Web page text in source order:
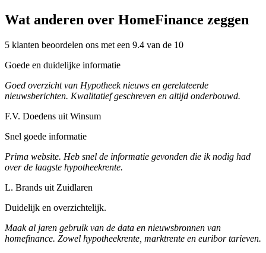
Wat anderen over HomeFinance zeggen
5 klanten beoordelen ons met een 9.4 van de 10
Goede en duidelijke informatie
Goed overzicht van Hypotheek nieuws en gerelateerde
nieuwsberichten. Kwalitatief geschreven en altijd onderbouwd.
F.V. Doedens uit Winsum
Snel goede informatie
Prima website. Heb snel de informatie gevonden die ik nodig had
over de laagste hypotheekrente.
L. Brands uit Zuidlaren
Duidelijk en overzichtelijk.
Maak al jaren gebruik van de data en nieuwsbronnen van
homefinance. Zowel hypotheekrente, marktrente en euribor tarieven.